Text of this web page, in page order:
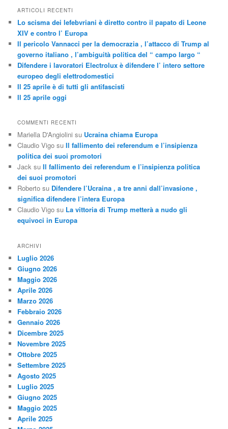
ARTICOLI RECENTI
Lo scisma dei lefebvriani è diretto contro il papato di Leone
XIV e contro l’ Europa
Il pericolo Vannacci per la democrazia , l’attacco di Trump al
governo italiano , l’ambiguità politica del “ campo largo “
Difendere i lavoratori Electrolux è difendere l’ intero settore
europeo degli elettrodomestici
Il 25 aprile è di tutti gli antifascisti
Il 25 aprile oggi
COMMENTI RECENTI
Mariella D'Angiolini su Ucraina chiama Europa
Claudio Vigo suIl fallimento dei referendum e l’insipienza
politica dei suoi promotori
Jack suIl fallimento dei referendum e l’insipienza politica
dei suoi promotori
Roberto su Difendere l’Ucraina , a tre anni dall’invasione ,
significa difendere l’intera Europa
Claudio Vigo su La vittoria di Trump metterà a nudo gli
equivoci in Europa
ARCHIVI
Luglio 2026
Giugno 2026
Maggio 2026
Aprile 2026
Marzo 2026
Febbraio 2026
Gennaio 2026
Dicembre 2025
Novembre 2025
Ottobre 2025
Settembre 2025
Agosto 2025
Luglio 2025
Giugno 2025
Maggio 2025
Aprile 2025